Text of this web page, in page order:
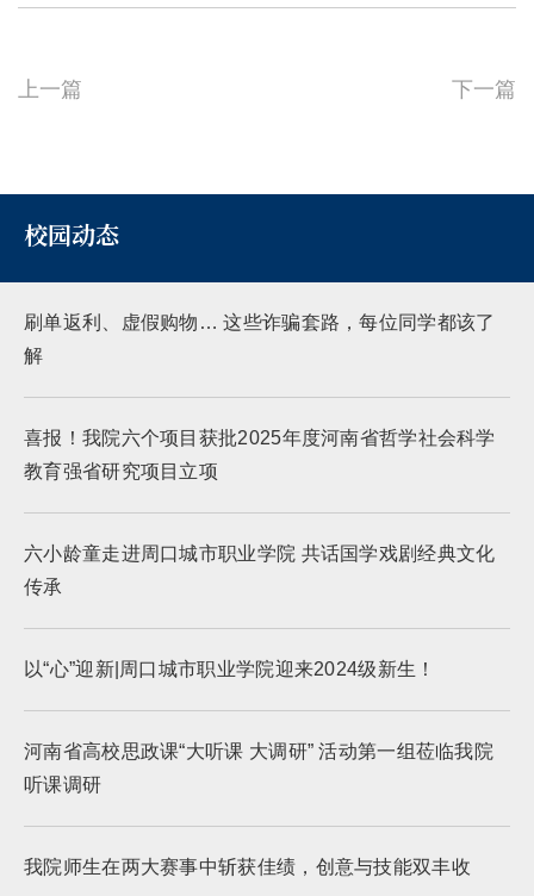
上一篇 下一篇
校园动态
刷单返利、虚假购物… 这些诈骗套路，每位同学都该了
解
喜报！我院六个项目获批2025年度河南省哲学社会科学
教育强省研究项目立项
六小龄童走进周口城市职业学院 共话国学戏剧经典文化
传承
以“心”迎新|周口城市职业学院迎来2024级新生！
河南省高校思政课“大听课 大调研” 活动第一组莅临我院
听课调研
我院师生在两大赛事中斩获佳绩，创意与技能双丰收